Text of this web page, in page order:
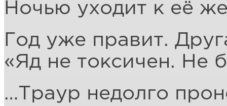
Ночью уходит к её
Год уже правит.
«Яд не токсичен. Не
…Траур недолго